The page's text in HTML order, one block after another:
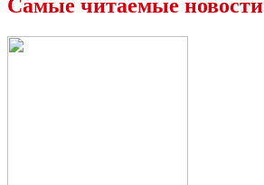
Самые читаемые новости